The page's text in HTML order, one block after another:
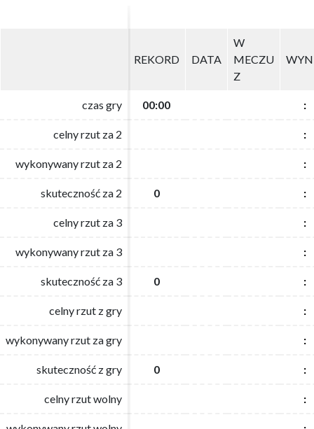
REKORD DATA
W
MECZU
Z
czas gry 00:00 :
celny rzut za 2 :
wykonywany rzut za 2 :
skuteczność za 2 0 :
celny rzut za 3 :
wykonywany rzut za 3 :
skuteczność za 3 0 :
celny rzut z gry :
wykonywany rzut za gry :
skuteczność z gry 0 :
celny rzut wolny :
REKORD DATA
W
MECZU
Z
czas gry 00:00 :
celny rzut za 2 :
wykonywany rzut za 2 :
skuteczność za 2 0 :
celny rzut za 3 :
wykonywany rzut za 3 :
skuteczność za 3 0 :
celny rzut z gry :
wykonywany rzut za gry :
skuteczność z gry 0 :
celny rzut wolny :